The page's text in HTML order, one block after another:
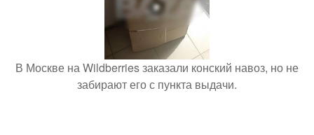
В Москве на Wildberries заказали конский навоз, но не
забирают его с пункта выдачи.